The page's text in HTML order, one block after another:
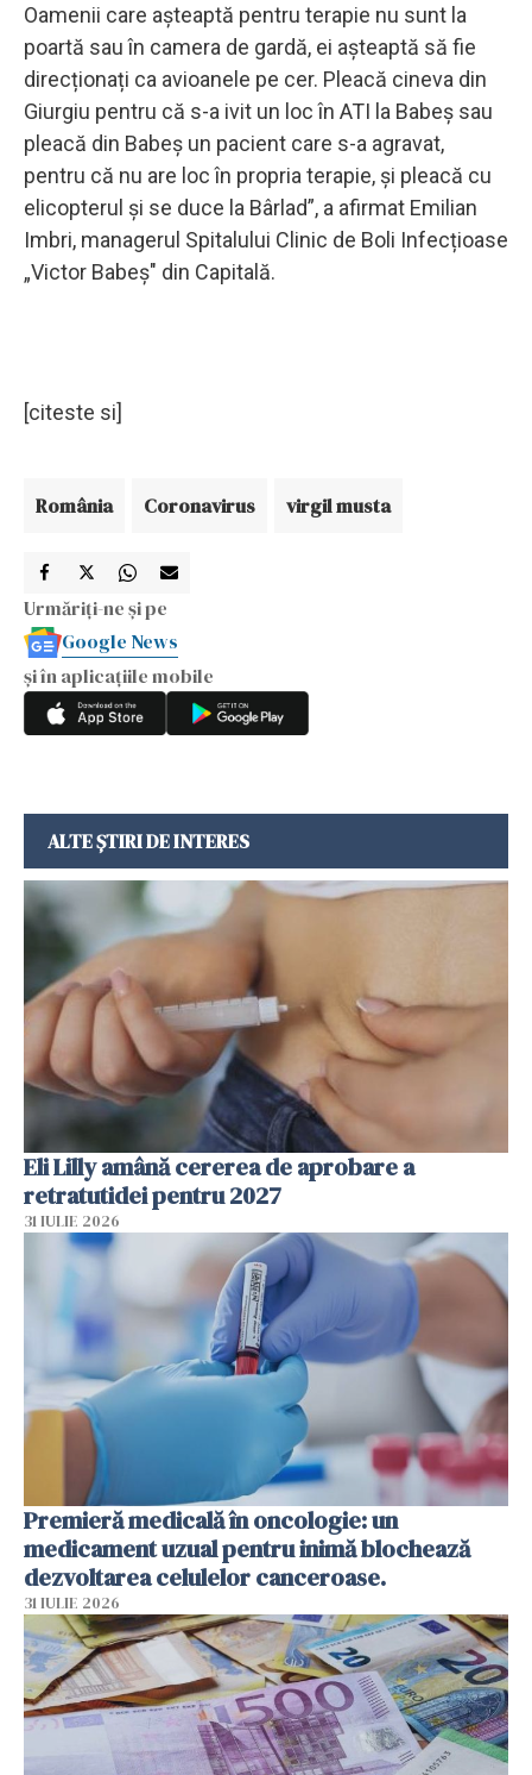
Oamenii care așteaptă pentru terapie nu sunt la
poartă sau în camera de gardă, ei așteaptă să fie
direcționați ca avioanele pe cer. Pleacă cineva din
Giurgiu pentru că s-a ivit un loc în ATI la Babeș sau
pleacă din Babeș un pacient care s-a agravat,
pentru că nu are loc în propria terapie, și pleacă cu
elicopterul și se duce la Bârlad”, a afirmat Emilian
Imbri, managerul Spitalului Clinic de Boli Infecțioase
„Victor Babeș" din Capitală.
[citeste si]
România Coronavirus virgil musta
Urmăriți-ne și pe
Google News
și în aplicațiile mobile
ALTE ȘTIRI DE INTERES
Eli Lilly amână cererea de aprobare a
retratutidei pentru 2027
31 IULIE 2026
Premieră medicală în oncologie: un
medicament uzual pentru inimă blochează
dezvoltarea celulelor canceroase.
31 IULIE 2026